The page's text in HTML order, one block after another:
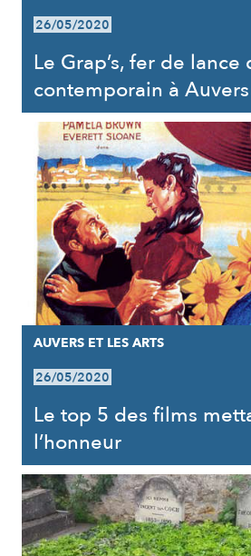
26/05/2020
Le Grap’s, fer de lance
contemporain à Auvers
AUVERS ET LES ARTS
26/05/2020
Le top 5 des films
l’honneur